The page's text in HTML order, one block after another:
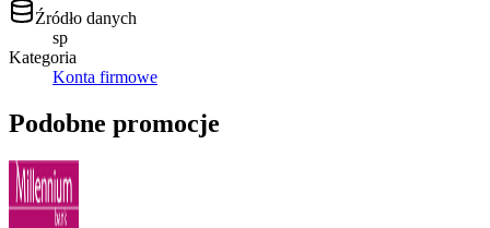
Źródło danych
sp
Kategoria
Konta firmowe
Podobne promocje